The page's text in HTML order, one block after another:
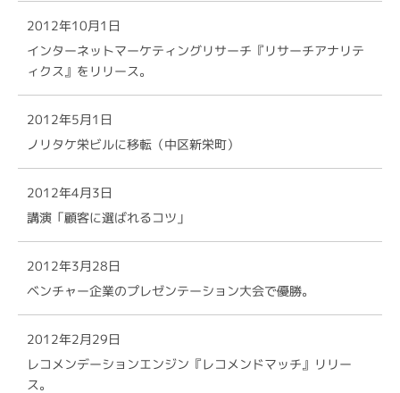
2012年10月1日
インターネットマーケティングリサーチ『リサーチアナリテ
ィクス』をリリース。
2012年5月1日
ノリタケ栄ビルに移転（中区新栄町）
2012年4月3日
講演「顧客に選ばれるコツ」
2012年3月28日
ベンチャー企業のプレゼンテーション大会で優勝。
2012年2月29日
レコメンデーションエンジン『レコメンドマッチ』リリー
ス。